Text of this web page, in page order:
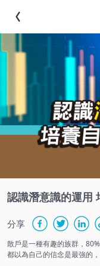
認識潛意識的運用
分享
散戶是一種有趣的族群，
都以為自己的信念是最強的